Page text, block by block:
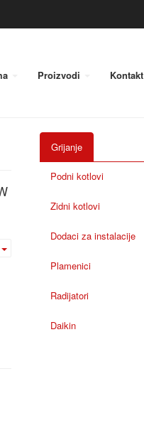
Proizvodi Kontakt
Grijanje
Podni kotlovi
Zidni kotlovi
Dodaci za instalacije
Plamenici
Radijatori
Daikin